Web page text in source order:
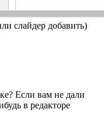
слайдер добавить)
Если вам не дали
в редакторе